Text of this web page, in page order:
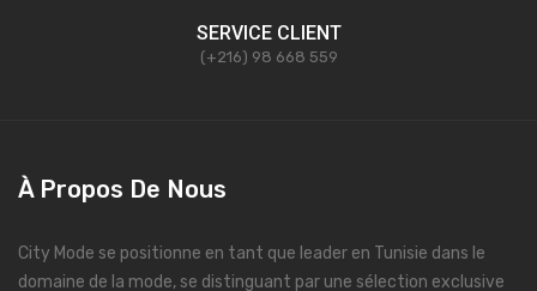
SERVICE CLIENT
(+216) 98 668 559
À Propos De Nous
City Mode se positionne en tant que leader en Tunisie dans le
domaine de la mode, se distinguant par une sélection exclusive